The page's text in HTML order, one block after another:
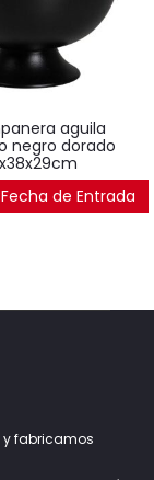
negro dorado
227€ de Entrada
y fabricamos